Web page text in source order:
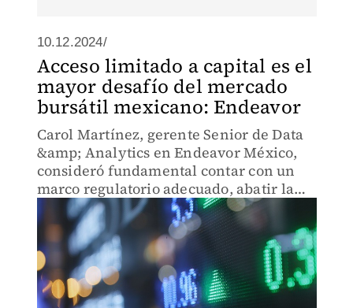
10.12.2024/
Acceso limitado a capital es el
mayor desafío del mercado
bursátil mexicano: Endeavor
Carol Martínez, gerente Senior de Data
&amp; Analytics en Endeavor México,
consideró fundamental contar con un
marco regulatorio adecuado, abatir la
baja cultura de inversión y eliminar las
barreras a los mercados de valores.